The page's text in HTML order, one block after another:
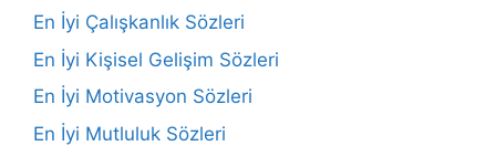
En İyi Çalışkanlık Sözleri
En İyi Kişisel Gelişim Sözleri
En İyi Motivasyon Sözleri
En İyi Mutluluk Sözleri